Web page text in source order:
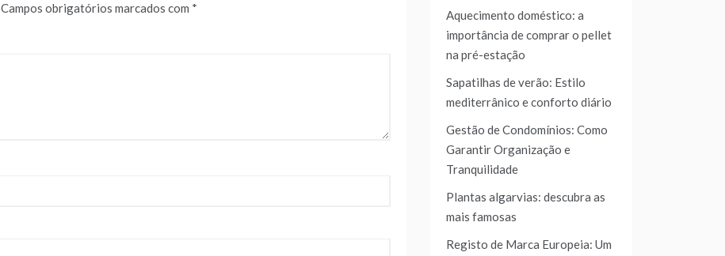
Campos obrigatórios marcados com *
Aquecimento doméstico: a
importância de comprar o pellet
na pré-estação
Sapatilhas de verão: Estilo
mediterrânico e conforto diário
Gestão de Condomínios: Como
Garantir Organização e
Tranquilidade
Plantas algarvias: descubra as
mais famosas
Registo de Marca Europeia: Um